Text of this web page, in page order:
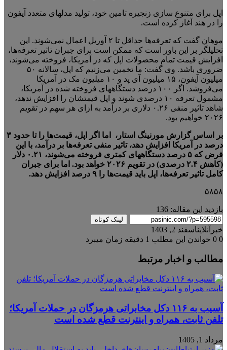
اپل برای متنوع سازی زنجیره تامین خود، تولید مدلهای متعدد آیفون
را در هند آغاز کرده است.
موهان گفت که تعرفه‌ها حداقل تا ۲ آوریل اعمال نمی‌شوند. این
تحلیلگر بر این باور است که ممکن است برای جبران تاثیر تعرفه‌ها،
افزایش قیمت تمام محصولات اپل که در آمریکا، فروخته می‌شوند،
ضروری باشد. وی گفت: ما تخمین می‌زنیم که اپل، سالانه ۵۰
میلیون آیفون، ۱۵ میلیون آی پد و ۱۰ میلیون مک در آمریکا
می‌فروشد. اگر ۱۰۰ درصد دستگاههای فروخته شده در آمریکا،
مشمول تعرفه ۱۰ درصدی شوند و اپل قیمتشان را افزایش ندهد،
شاهد تاثیر منفی ۰.۲۶ دلاری بر درآمد به ازای هر سهم در تقویم
۲۰۲۶ خواهیم بود.
بر اساس گزارش مورنینگ استار، اما اگر اپل، قیمت‌ها را تا حدود ۳
درصد در آمریکا افزایش دهد، تاثیر منفی تعرفه‌ها بر درآمد، با این
فرض که ۵ درصد دستگاههای کمتری فروخته می‌شوند، ۰.۲۱ دلار
(کاهش ۲.۴ درصدی) در تقویم ۲۰۲۶ خواهد بود. اما برای جبران
کامل تاثیر تعرفه‌ها، اپل باید قیمت‌ها را ۹ درصد افزایش دهد.
۵۸۵۸
بازدید این مقاله: 136
لینک کوتاه
خبرآنلایناسفند 2, 1403
0
خواندن این مطلب 1 دقیقه زمان میبرد
مطالب و اخبار مرتبط
آسیب به ۱۱۶ دکل مخابراتی هرمزگان در حملات آمریکا؛
تلفن ثابت، همراه و اینترنت ‌قطع شده است
مرداد 1, 1405